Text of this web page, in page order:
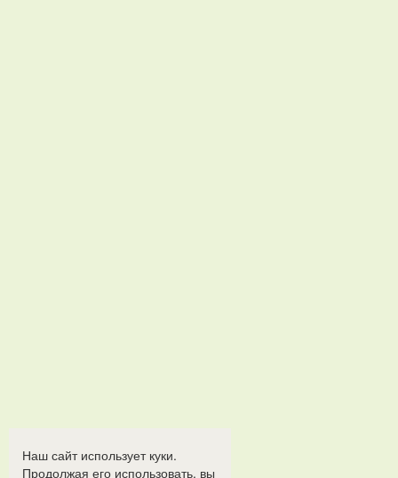
Наш сайт использует куки.
Продолжая его использовать, вы